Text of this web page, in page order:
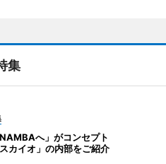
集
NAMBAへ」がコンセプト
スカイオ」の内部をご紹介